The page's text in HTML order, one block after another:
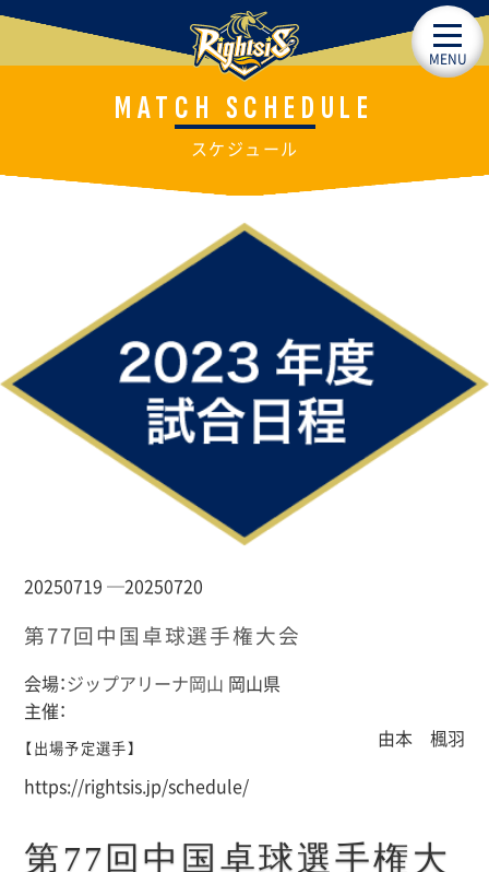
MENU
MATCH SCHEDULE
スケジュール
20250719 ─20250720
第77回中国卓球選手権大会
会場：ジップアリーナ岡山 岡山県
主催：
【出場予定選手】
由本 楓羽
https://rightsis.jp/schedule/
第77回中国卓球選手権大